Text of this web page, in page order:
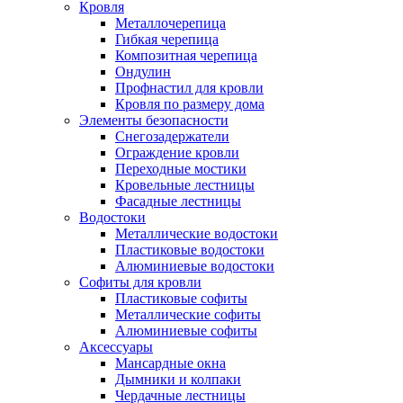
Кровля
Металлочерепица
Гибкая черепица
Композитная черепица
Ондулин
Профнастил для кровли
Кровля по размеру дома
Элементы безопасности
Снегозадержатели
Ограждение кровли
Переходные мостики
Кровельные лестницы
Фасадные лестницы
Водостоки
Металлические водостоки
Пластиковые водостоки
Алюминиевые водостоки
Софиты для кровли
Пластиковые софиты
Металлические софиты
Алюминиевые софиты
Аксессуары
Мансардные окна
Дымники и колпаки
Чердачные лестницы